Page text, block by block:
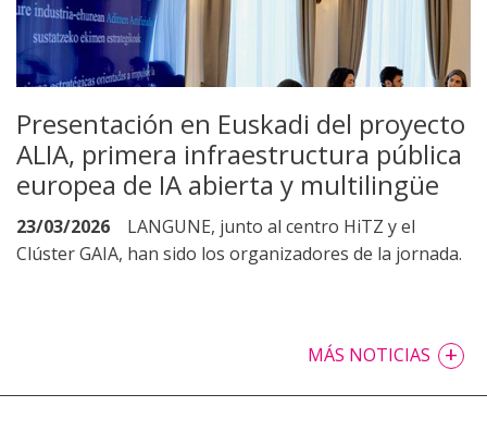
Presentación en Euskadi del proyecto
ALIA, primera infraestructura pública
europea de IA abierta y multilingüe
23/03/2026
LANGUNE, junto al centro HiTZ y el
Clúster GAIA, han sido los organizadores de la jornada.
MÁS NOTICIAS +